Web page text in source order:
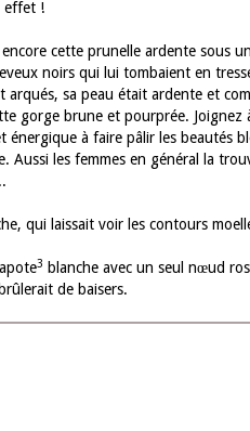
effet !
cette prunelle ardente sous
noirs qui lui tombaient en
sa peau était ardente et
gorge brune et pourprée.
énergique à faire pâlir les beautés
les femmes en général la
qui laissait voir les contours
3 blanche avec un seul nœud
de baisers.